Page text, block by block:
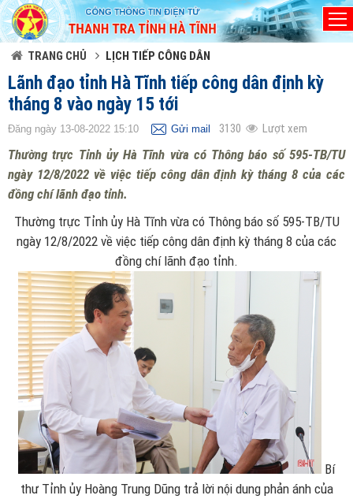
TRANG CHỦ LỊCH TIẾP CÔNG DÂN
Lãnh đạo tỉnh Hà Tĩnh tiếp công dân định kỳ
tháng 8 vào ngày 15 tới
Đăng ngày 13-08-2022 15:10 Gửi mail 3130 Lượt xem
Thường trực Tỉnh ủy Hà Tĩnh vừa có Thông báo số 595-TB/TU
ngày 12/8/2022 về việc tiếp công dân định kỳ tháng 8 của các
đồng chí lãnh đạo tỉnh.
Thường trực Tỉnh ủy Hà Tĩnh vừa có Thông báo số 595-TB/TU
ngày 12/8/2022 về việc tiếp công dân định kỳ tháng 8 của các
đồng chí lãnh đạo tỉnh.
Bí
thư Tỉnh ủy Hoàng Trung Dũng trả lời nội dung phản ánh của
Đã kết nối EMC